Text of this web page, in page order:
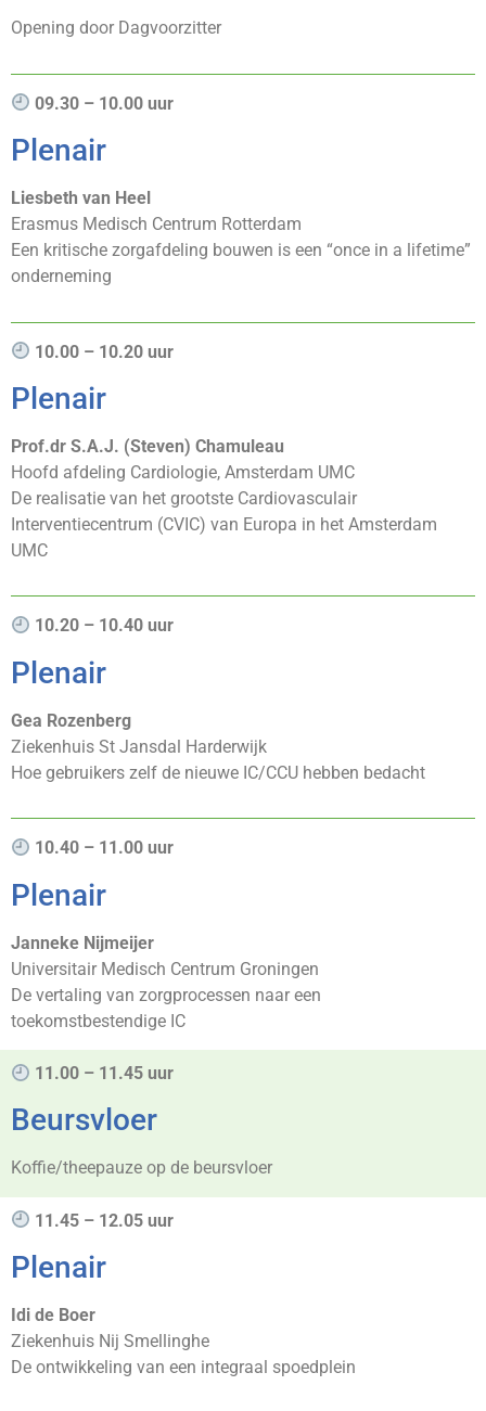
Opening door Dagvoorzitter
09.30 – 10.00 uur
Plenair
Liesbeth van Heel
Erasmus Medisch Centrum Rotterdam
Een kritische zorgafdeling bouwen is een “once in a lifetime”
onderneming
10.00 – 10.20 uur
Plenair
Prof.dr S.A.J. (Steven) Chamuleau
Hoofd afdeling Cardiologie, Amsterdam UMC
De realisatie van het grootste Cardiovasculair
Interventiecentrum (CVIC) van Europa in het Amsterdam
UMC
10.20 – 10.40 uur
Plenair
Gea Rozenberg
Ziekenhuis St Jansdal Harderwijk
Hoe gebruikers zelf de nieuwe IC/CCU hebben bedacht
10.40 – 11.00 uur
Plenair
Janneke Nijmeijer
Universitair Medisch Centrum Groningen
De vertaling van zorgprocessen naar een
toekomstbestendige IC
11.00 – 11.45 uur
Beursvloer
Koffie/theepauze op de beursvloer
11.45 – 12.05 uur
Plenair
Idi de Boer
Ziekenhuis Nij Smellinghe
De ontwikkeling van een integraal spoedplein